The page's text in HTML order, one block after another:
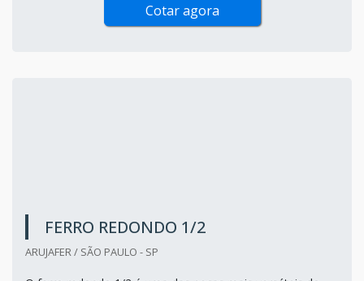
Cotar agora
FERRO REDONDO 1/2
ARUJAFER / SÃO PAULO - SP